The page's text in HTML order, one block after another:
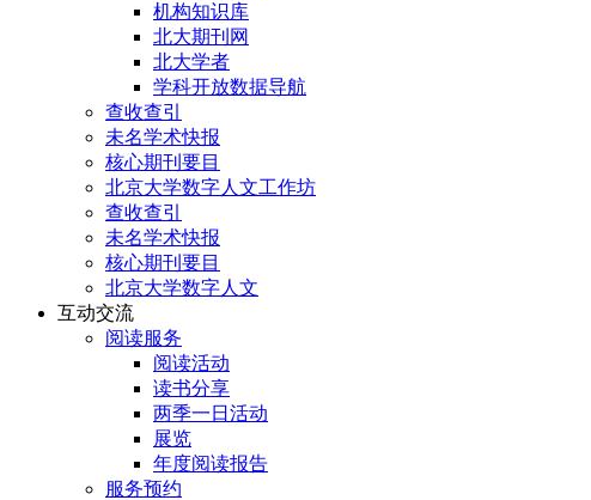
机构知识库
北大期刊网
北大学者
学科开放数据导航
查收查引
未名学术快报
核心期刊要目
北京大学数字人文工作坊
查收查引
未名学术快报
核心期刊要目
北京大学数字人文
互动交流
阅读服务
阅读活动
读书分享
两季一日活动
展览
年度阅读报告
服务预约